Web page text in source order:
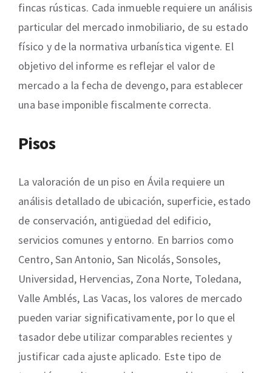
fincas rústicas. Cada inmueble requiere un análisis
particular del mercado inmobiliario, de su estado
físico y de la normativa urbanística vigente. El
objetivo del informe es reflejar el valor de
mercado a la fecha de devengo, para establecer
una base imponible fiscalmente correcta.
Pisos
La valoración de un piso en Ávila requiere un
análisis detallado de ubicación, superficie, estado
de conservación, antigüedad del edificio,
servicios comunes y entorno. En barrios como
Centro, San Antonio, San Nicolás, Sonsoles,
Universidad, Hervencias, Zona Norte, Toledana,
Valle Amblés, Las Vacas, los valores de mercado
pueden variar significativamente, por lo que el
tasador debe utilizar comparables recientes y
justificar cada ajuste aplicado. Este tipo de